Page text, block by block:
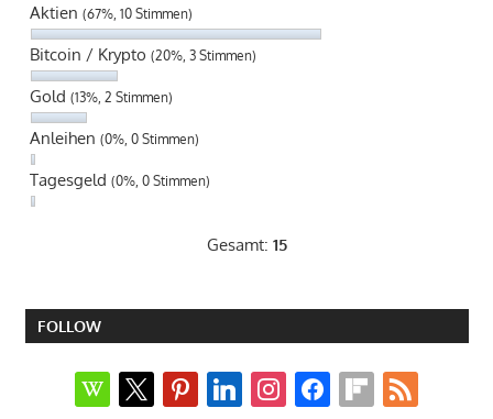
Aktien (67%, 10 Stimmen)
Bitcoin / Krypto (20%, 3 Stimmen)
Gold (13%, 2 Stimmen)
Anleihen (0%, 0 Stimmen)
Tagesgeld (0%, 0 Stimmen)
Gesamt: 15
FOLLOW
wikipedia
x pinterestlinkedininstagramfacebookflipboard
rss